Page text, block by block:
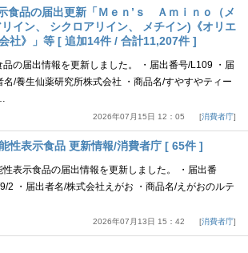
食品の届出更新「Ｍｅｎ’ｓ Ａｍｉｎｏ（メ
イン、 シクロアリイン、 メチイン)《オリエ
社》」等 [ 追加14件 / 合計11,207件 ]
の届出情報を更新しました。 ・届出番号/L109 ・届
/養生仙薬研究所株式会社 ・商品名/すやすやティー
2026年07月15日 12：05 消費者庁
性表示食品 更新情報/消費者庁 [ 65件 ]
性表示食品の届出情報を更新しました。 ・届出番
2 ・届出者名/株式会社えがお ・商品名/えがおのルテ
2026年07月13日 15：42 消費者庁